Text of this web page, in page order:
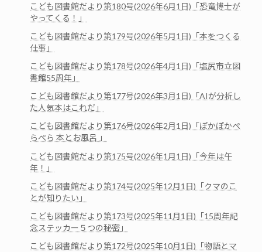
こども図書館だより第180号(2026年6月1日)「恐竜博士が
やってくる！」
こども図書館だより第179号(2026年5月1日)「本をつくる
仕事」
こども図書館だより第178号(2026年4月1日)「塩尻市立図
書館55周年」
こども図書館だより第177号(2026年3月1日)「AIが分析し
た人気本はこれだ」
こども図書館だより第176号(2026年2月1日)「ぽかぽかぺ
らぺら 本とお風呂 」
こども図書館だより第175号(2026年1月1日)「今年は午
年！」
こども図書館だより第174号(2025年12月1日)「クマのこ
とが知りたい」
こども図書館だより第173号(2025年11月1日)「15周年記
念ステッカー５つの秘密」
こども図書館だより第172号(2025年10月1日)「物語とマ